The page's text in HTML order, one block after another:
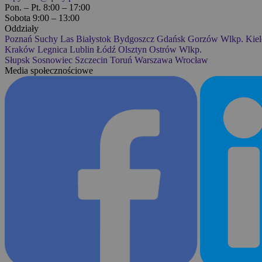
Pon. – Pt. 8:00 – 17:00
Sobota 9:00 – 13:00
Oddziały
Poznań Suchy Las Białystok Bydgoszcz Gdańsk Gorzów Wlkp.
Kraków Legnica Lublin Łódź Olsztyn Ostrów Wlkp.
Słupsk Sosnowiec Szczecin Toruń Warszawa Wrocław
Media społecznościowe